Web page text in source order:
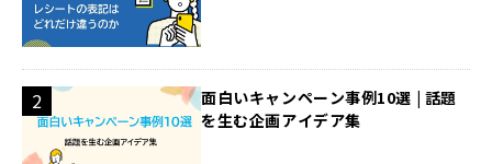
面白いキャンペーン事例10選 | 話題
を生む企画アイデア集